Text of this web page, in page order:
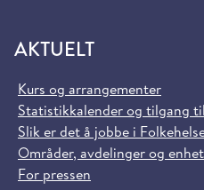
AKTUELT
Kurs og arrangementer
Statistikkalender og tilgang
Slik er det å jobbe i
Områder, avdelinger og
For pressen